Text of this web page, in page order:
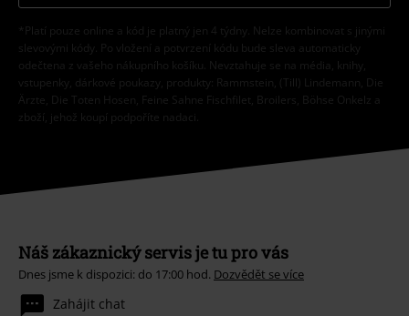
*Platí pouze online a kód je platný jen 4 týdny. Nelze kombinovat s jinými
slevovými kódy. Po vložení a potvrzení kódu bude sleva automaticky
odečtena z vašeho nákupního košíku. Nevztahuje se na média, knihy,
vstupenky, dárkové poukazy, produkty: Rammstein, (Till) Lindemann, Die
Ärzte, Die Toten Hosen, Feine Sahne Fischfilet, Broilers, Böhse Onkelz a
zboží, jehož koupí podpoříte nadaci.
Náš zákaznický servis je tu pro vás
Dnes jsme k dispozici: do 17:00 hod. Dozvědět se více
Zahájit chat